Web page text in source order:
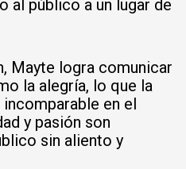
al público a un lugar de
Mayte logra comunicar
la alegría, lo que la
en el
y pasión son
sin aliento y